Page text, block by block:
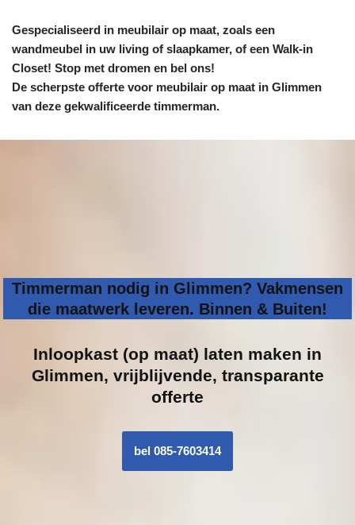
Gespecialiseerd in meubilair op maat, zoals een
wandmeubel in uw living of slaapkamer, of een Walk-in
Closet! Stop met dromen en bel ons!
De scherpste offerte voor meubilair op maat in Glimmen
van deze gekwalificeerde timmerman.
Timmerman nodig in Glimmen? Vakmensen
die maatwerk leveren. Binnen & Buiten!
Inloopkast (op maat) laten maken in
Glimmen, vrijblijvende, transparante
offerte
bel 085-7603414